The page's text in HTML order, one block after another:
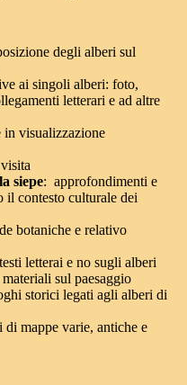
degli alberi sul
ai singoli alberi: foto,
letterari e ad altre
in visualizzazione
siepe: approfondimenti e
il contesto culturale dei
botaniche e relativo
letterai e no sugli alberi
sul paesaggio
storici legati agli alberi di
di mappe varie, antiche e